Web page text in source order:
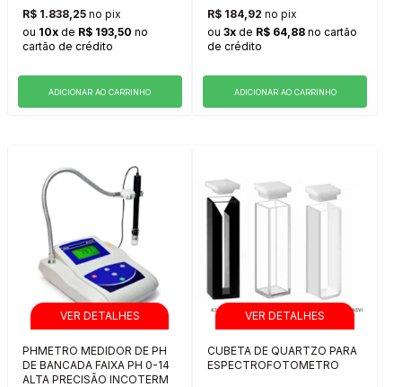
R$ 1.838,25 no pix
ou 10x de R$ 193,50 no
cartão de crédito
ADICIONAR AO CARRINHO
R$ 184,92 no pix
ou3x de R$ 64,88 no cartão
de crédito
ADICIONAR AO CARRINHO
PHMETRO MEDIDOR DE PH
DE BANCADA FAIXA PH 0-14
ALTA PRECISÃO INCOTERM
CUBETA DE QUARTZO PARA
ESPECTROFOTOMETRO